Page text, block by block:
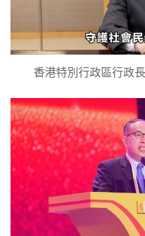
香港特別行政區行政